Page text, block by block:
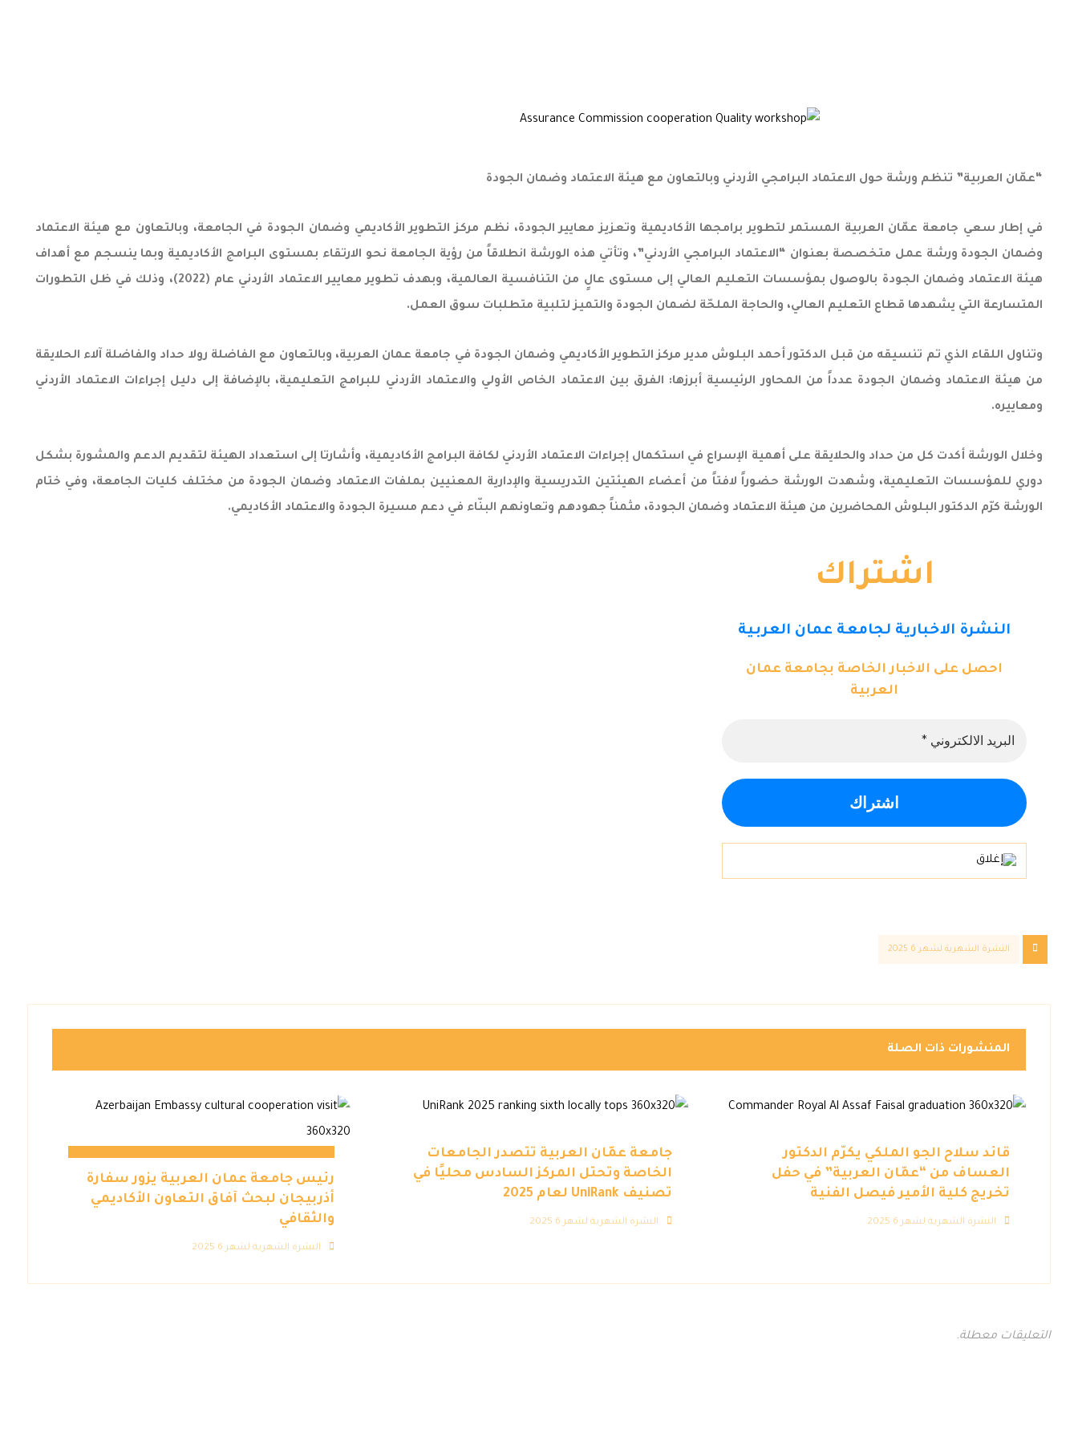
“عمّان العربية” تنظم ورشة حول الاعتماد البرامجي الأردني وبالتعاون مع هيئة الاعتماد وضمان الجودة
في إطار سعي جامعة عمّان العربية المستمر لتطوير برامجها الأكاديمية وتعزيز معايير الجودة، نظم مركز التطوير الأكاديمي وضمان الجودة في الجامعة، وبالتعاون مع هيئة الاعتماد
وضمان الجودة ورشة عمل متخصصة بعنوان “الاعتماد البرامجي الأردني”، وتأتي هذه الورشة انطلاقاً من رؤية الجامعة نحو الارتقاء بمستوى البرامج الأكاديمية وبما ينسجم مع أهداف
هيئة الاعتماد وضمان الجودة بالوصول بمؤسسات التعليم العالي إلى مستوى عالٍ من التنافسية العالمية، وبهدف تطوير معايير الاعتماد الأردني عام (2022)، وذلك في ظل التطورات
المتسارعة التي يشهدها قطاع التعليم العالي، والحاجة الملحّة لضمان الجودة والتميز لتلبية متطلبات سوق العمل.
وتناول اللقاء الذي تم تنسيقه من قبل الدكتور أحمد البلوش مدير مركز التطوير الأكاديمي وضمان الجودة في جامعة عمان العربية، وبالتعاون مع الفاضلة رولا حداد والفاضلة آلاء الحلايقة
من هيئة الاعتماد وضمان الجودة عدداً من المحاور الرئيسية أبرزها: الفرق بين الاعتماد الخاص الأولي والاعتماد الأردني للبرامج التعليمية، بالإضافة إلى دليل إجراءات الاعتماد الأردني
ومعاييره.
وخلال الورشة أكدت كل من حداد والحلايقة على أهمية الإسراع في استكمال إجراءات الاعتماد الأردني لكافة البرامج الأكاديمية، وأشارتا إلى استعداد الهيئة لتقديم الدعم والمشورة بشكل
دوري للمؤسسات التعليمية، وشهدت الورشة حضوراً لافتاً من أعضاء الهيئتين التدريسية والإدارية المعنيين بملفات الاعتماد وضمان الجودة من مختلف كليات الجامعة، وفي ختام
الورشة كرّم الدكتور البلوش المحاضرين من هيئة الاعتماد وضمان الجودة، مثمناً جهودهم وتعاونهم البنّاء في دعم مسيرة الجودة والاعتماد الأكاديمي.
اشتراك
النشرة الاخبارية لجامعة عمان العربية
احصل على الاخبار الخاصة بجامعة عمان
العربية
النشرة الشهرية لشهر 6 2025
المنشورات ذات الصلة
قائد سلاح الجو الملكي يكرّم الدكتور
العساف من “عمّان العربية” في حفل
تخريج كلية الأمير فيصل الفنية
النشرة الشهرية لشهر 6 2025
جامعة عمّان العربية تتصدر الجامعات
الخاصة وتحتل المركز السادس محليًا في
تصنيف UniRank لعام 2025
النشرة الشهرية لشهر 6 2025
رئيس جامعة عمان العربية يزور سفارة
أذربيجان لبحث آفاق التعاون الأكاديمي
والثقافي
النشرة الشهرية لشهر 6 2025
التعليقات معطلة.